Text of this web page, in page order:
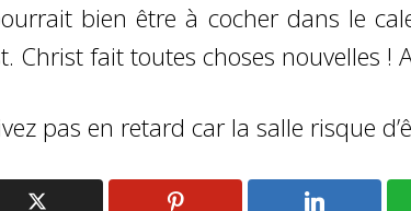
bien être à cocher dans le
Christ fait toutes choses nouvelles !
pas en retard car la salle risque